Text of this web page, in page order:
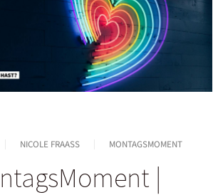
NICOLE FRAASS MONTAGSMOMENT
|